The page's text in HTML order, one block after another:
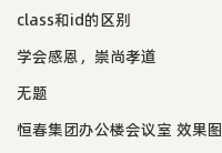
class和id的区别
学会感恩，崇尚孝道
无题
恒春集团办公楼会议室 效果图